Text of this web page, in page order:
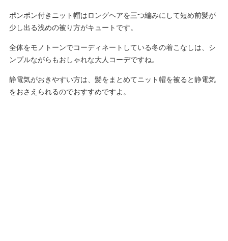
ポンポン付きニット帽はロングヘアを三つ編みにして短め前髪が
少し出る浅めの被り方がキュートです。
全体をモノトーンでコーディネートしている冬の着こなしは、シ
ンプルながらもおしゃれな大人コーデですね。
静電気がおきやすい方は、髪をまとめてニット帽を被ると静電気
をおさえられるのでおすすめですよ。